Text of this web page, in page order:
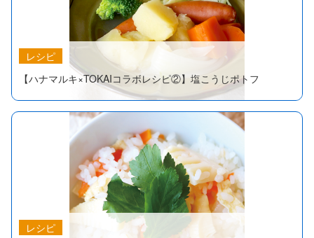
レシピ
【ハナマルキ×TOKAIコラボレシピ②】塩こうじポトフ
レシピ